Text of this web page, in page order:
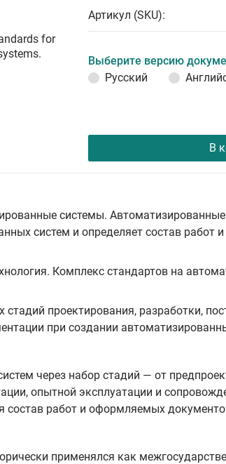
for
Артикул (SKU):
Выберите версию
Русский
В
системы.
систем и определяет состав работ
Комплекс стандартов на
проектирования, разработки,
при создании
через набор стадий — от
опытной эксплуатации и
состав работ и оформляемых
применялся как